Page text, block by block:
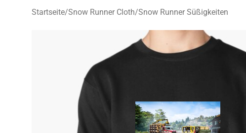
Startseite/Snow Runner Cloth/Snow Runner Süßigkeiten